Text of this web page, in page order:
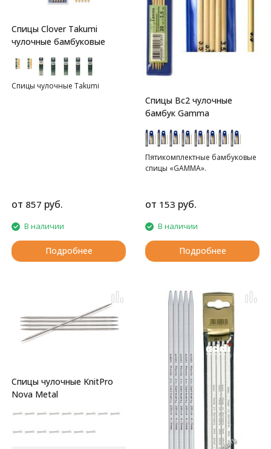
Спицы Clover Takumi
чулочные бамбуковые
Спицы чулочные Takumi
от 857 руб.
В наличии
Подробнее
Спицы Bc2 чулочные
бамбук Gamma
Пятикомплектные бамбуковые
спицы «GAMMA».
от 153 руб.
В наличии
Подробнее
Спицы чулочные KnitPro
Nova Metal